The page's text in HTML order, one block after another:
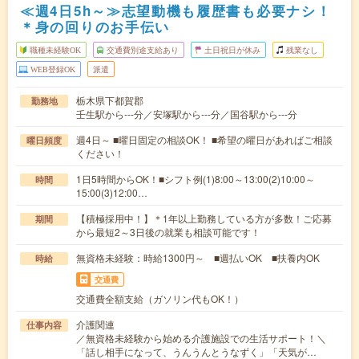
≪週4日5h～≫志望動機も履歴書も必要ナシ！
＊身の回りのお手伝い
職種未経験OK 交通費別途支給あり 土日祝日が休み 残業なし
WEB登録OK 派遣
勤務地
栃木県下都賀郡
壬生駅から---分／安塚駅から---分／国谷駅から---分
曜日頻度
週4日～ ■曜日固定の相談OK！ ■希望の曜日があればご相談
ください！
時間
1日5時間からOK！■シフト例(1)8:00～13:00(2)10:00～
15:00(3)12:00…
期間
【積極採用中！】＊1年以上勤務している方が多数！ご応募
から最短2～3日後の就業も相談可能です！
時給 無資格未経験：時給1300円～ ■週払いOK ■扶養内OK
交通費
交通費全額支給（ガソリン代もOK！）
仕事内容
介護関連
／無資格未経験から始める介護施設での生活サポート！＼
「話し相手になって、うんうんとうなずく」「天気が…